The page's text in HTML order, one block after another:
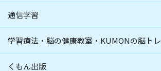
通信学習
学習療法・脳の健康教室・KUMONの脳トレ
くもん出版